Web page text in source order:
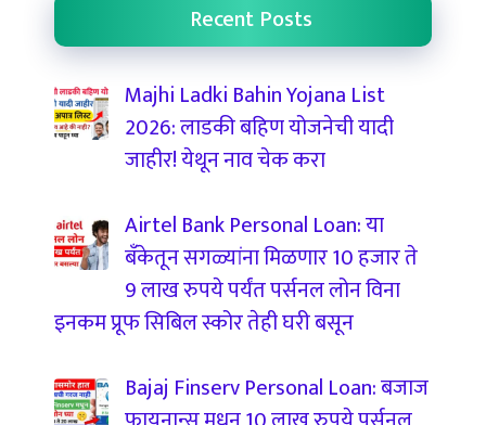
Recent Posts
Majhi Ladki Bahin Yojana List
2026: लाडकी बहिण योजनेची यादी
जाहीर! येथून नाव चेक करा
Airtel Bank Personal Loan: या
बँकेतून सगळ्यांना मिळणार 10 हजार ते
9 लाख रुपये पर्यंत पर्सनल लोन विना
इनकम प्रूफ सिबिल स्कोर तेही घरी बसून
Bajaj Finserv Personal Loan: बजाज